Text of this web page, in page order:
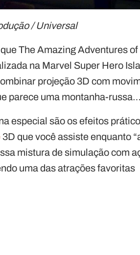
/ Universal
The Amazing Adventures
na Marvel Super Hero
projeção 3D com
parece uma montanha-
especial são os efeitos
3D que você assiste enquanto
mistura de simulação com
uma das atrações favoritas